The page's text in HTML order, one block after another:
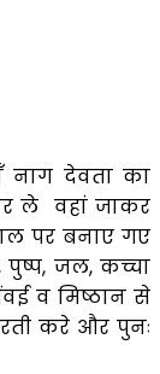
देवता का
ले वहां जाकर
पर बनाए गए
पुष्प, जल, कच्चा
व मिष्ठान से
करे और पुनः